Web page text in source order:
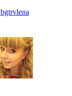
bgtrvlena